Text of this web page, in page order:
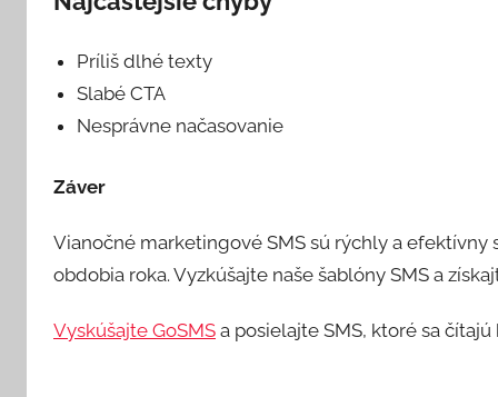
Príliš dlhé texty
Slabé CTA
Nesprávne načasovanie
Záver
Vianočné marketingové SMS sú rýchly a efektívny
obdobia roka. Vyzkúšajte naše šablóny SMS a
Vyskúšajte GoSMS a posielajte SMS, ktoré sa